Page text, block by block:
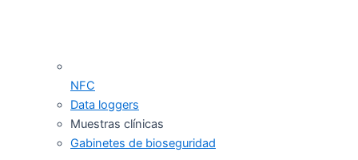
NFC
Data loggers
Muestras clínicas
Gabinetes de bioseguridad